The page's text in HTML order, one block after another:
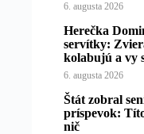
6. augusta 2026
Herečka
servítky:
kolabujú a vy
6. augusta 2026
Štát zobral
príspevok:
nič